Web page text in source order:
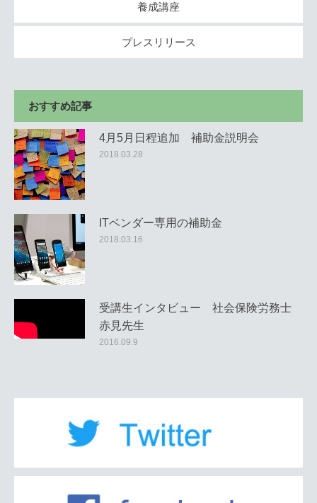
養成講座
プレスリリース
おすすめ記事
4月5月日程追加 補助金説明会
2018.03.28
ITベンダー専用の補助金
2018.03.16
受講生インタビュー 社会保険労務士
赤見先生
2016.09.9